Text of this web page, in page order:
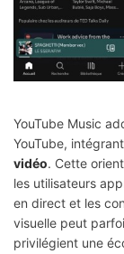
YouTube Music
YouTube,
vidéo. Cette
les utilisateurs
en direct et les
visuelle peut
privilégient une